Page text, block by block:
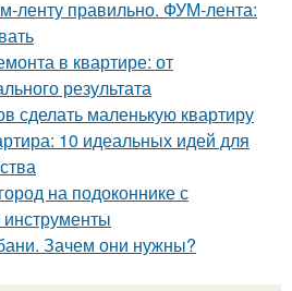
ленту правильно. ФУМ-лента:
в квартире: от
результата
сделать маленькую квартиру
10 идеальных идей для
на подоконнике с
Зачем они нужны?